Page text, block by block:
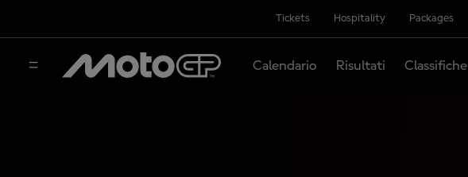
Tickets Hospitality Packages
Calendario Risultati Classifiche